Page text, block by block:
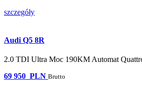
szczegóły
Audi Q5 8R
2.0 TDI Ultra Moc 190KM Automat
69 950 PLN Brutto